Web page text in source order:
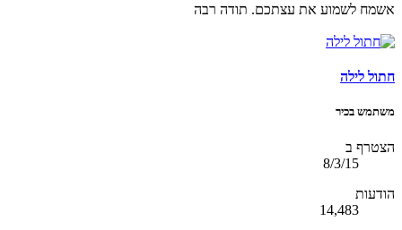
אשמח לשמוע את עצתכם. תודה רבה
חתול לילה
משתמש בכיר
הצטרף ב
8/3/15
הודעות
14,483